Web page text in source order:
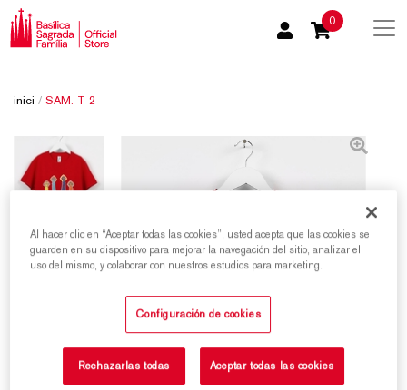
0
inici / SAM. T 2
Al hacer clic en “Aceptar todas las cookies”, usted acepta que las cookies se
guarden en su dispositivo para mejorar la navegación del sitio, analizar el
uso del mismo, y colaborar con nuestros estudios para marketing.
Configuración de cookies
Rechazarlas todas Aceptar todas las cookies